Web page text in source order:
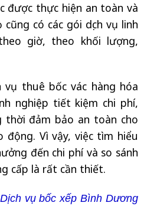
được thực hiện an toàn và
có các gói dịch vụ linh
giờ, theo khối lượng,
vụ thuê bốc vác hàng hóa
nghiệp tiết kiệm chi phí,
thời đảm bảo an toàn cho
động. Vì vậy, việc tìm hiểu
đến chi phí và so sánh
cấp là rất cần thiết.
vụ bốc xếp Bình Dương